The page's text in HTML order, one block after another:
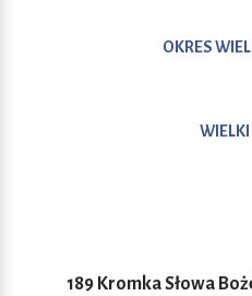
OKRES
189 Kromka Słowa